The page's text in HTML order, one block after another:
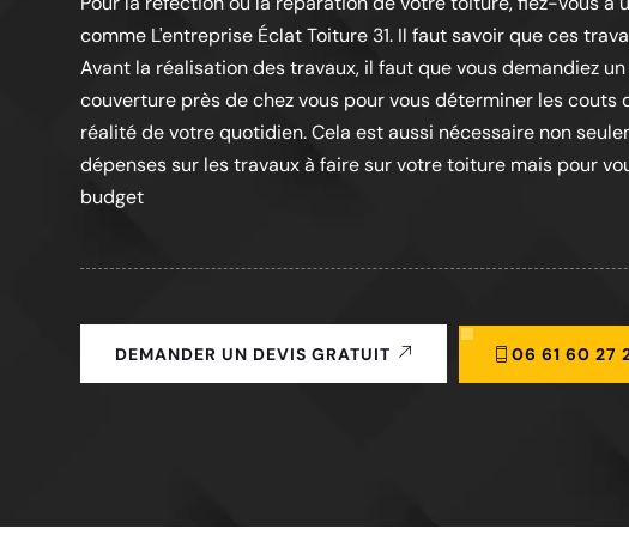
comme L'entreprise Éclat Toiture 31. Il faut savoir que ces
Avant la réalisation des travaux, il faut que vous demandiez
couverture près de chez vous pour vous déterminer les couts
réalité de votre quotidien. Cela est aussi nécessaire non
dépenses sur les travaux à faire sur votre toiture mais pour
budget
DEMANDER UN DEVIS GRATUIT 06 61 60 27